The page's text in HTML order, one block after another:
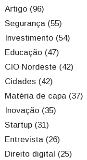
Artigo (96)
Segurança (55)
Investimento (54)
Educação (47)
CIO Nordeste (42)
Cidades (42)
Matéria de capa (37)
Inovação (35)
Startup (31)
Entrevista (26)
Direito digital (25)